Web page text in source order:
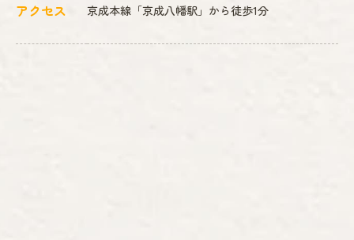
アクセス 京成本線「京成八幡駅」から徒歩1分